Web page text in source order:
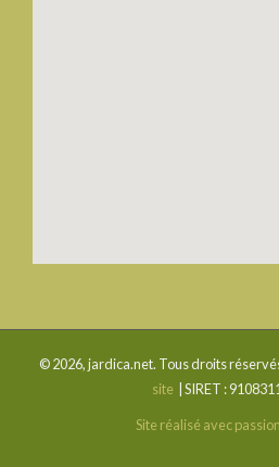
© 2026, jardica.net. Tous droits réservés
site | SIRET :
Site réalisé avec